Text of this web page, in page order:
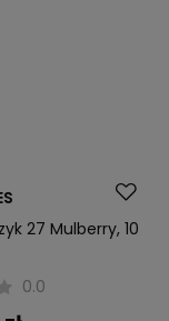
27 Mulberry, 10
0.0